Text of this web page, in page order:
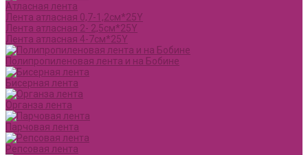
Атласная лента
Лента атласная 0,7-1,2см*25Y
Лента атласная 2- 2,5см*25Y
Лента атласная 4-7см*25Y
Полипропиленовая лента и на Бобине
Бисерная лента
Органза лента
Парчовая лента
Репсовая лента